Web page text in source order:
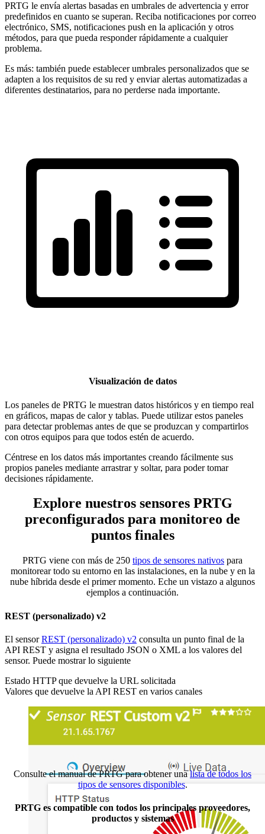
PRTG le envía alertas basadas en umbrales de advertencia y error
predefinidos en cuanto se superan. Reciba notificaciones por correo
electrónico, SMS, notificaciones push en la aplicación y otros
métodos, para que pueda responder rápidamente a cualquier
problema.
Es más: también puede establecer umbrales personalizados que se
adapten a los requisitos de su red y enviar alertas automatizadas a
diferentes destinatarios, para no perderse nada importante.
Visualización de datos
Los paneles de PRTG le muestran datos históricos y en tiempo real
en gráficos, mapas de calor y tablas. Puede utilizar estos paneles
para detectar problemas antes de que se produzcan y compartirlos
con otros equipos para que todos estén de acuerdo.
Céntrese en los datos más importantes creando fácilmente sus
propios paneles mediante arrastrar y soltar, para poder tomar
decisiones rápidamente.
Explore nuestros sensores PRTG
preconfigurados para monitoreo de
puntos finales
PRTG viene con más de 250 tipos de sensores nativos para
monitorear todo su entorno en las instalaciones, en la nube y en la
nube híbrida desde el primer momento. Eche un vistazo a algunos
ejemplos a continuación.
REST (personalizado) v2
El sensorREST (personalizado) v2 consulta un punto final de la
API REST y asigna el resultado JSON o XML a los valores del
sensor. Puede mostrar lo siguiente
Estado HTTP que devuelve la URL solicitada
Valores que devuelve la API REST en varios canales
Consulte el manual de PRTG para obtener unalista de todos los
tipos de sensores disponibles.
PRTG es compatible con todos los principales proveedores,
productos y sistemas